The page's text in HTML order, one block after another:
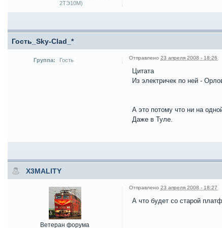
2ТЭ10М)
Гость_Sky-Clad_*
Группа: Гость Отправлено 23 апреля 2008 - 18:26
Цитата
Из электричек по ней -
А это потому что ни на
Даже в Туле.
X3MALITY
Ветеран форума
Отправлено 23 апреля 2008 - 18:27
А что будет со старой